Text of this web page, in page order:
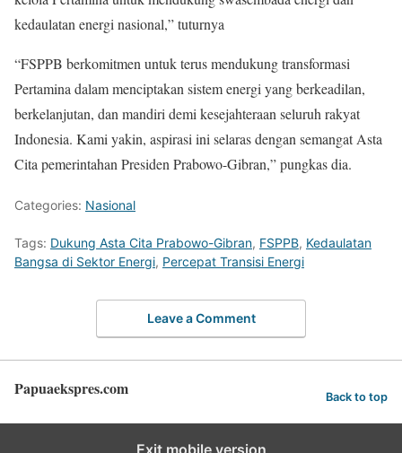
kedaulatan energi nasional,” tuturnya
“FSPPB berkomitmen untuk terus mendukung transformasi
Pertamina dalam menciptakan sistem energi yang berkeadilan,
berkelanjutan, dan mandiri demi kesejahteraan seluruh rakyat
Indonesia. Kami yakin, aspirasi ini selaras dengan semangat Asta
Cita pemerintahan Presiden Prabowo-Gibran,” pungkas dia.
Categories: Nasional
Tags: Dukung Asta Cita Prabowo-Gibran, FSPPB, Kedaulatan
Bangsa di Sektor Energi, Percepat Transisi Energi
Leave a Comment
Papuaekspres.com Back to top
Exit mobile version